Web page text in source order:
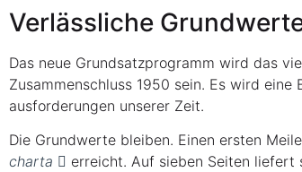
Ver­läss­li­che
Das neue Grund­satz­pro­gramm wird das
Zusam­men­schluss 1950 sein. Es wird
aus­for­de­run­gen unse­rer Zeit.
Die Grund­wer­te blei­ben. Einen ers­ten
char­ta
erreicht. Auf sie­ben Sei­ten